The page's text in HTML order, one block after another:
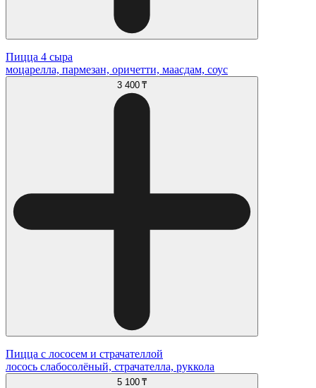
Пицца 4 сыра
моцарелла, пармезан, оричетти, маасдам, соус
3 400 ₸
Пицца с лососем и страчателлой
лосось слабосолёный, страчателла, руккола
5 100 ₸